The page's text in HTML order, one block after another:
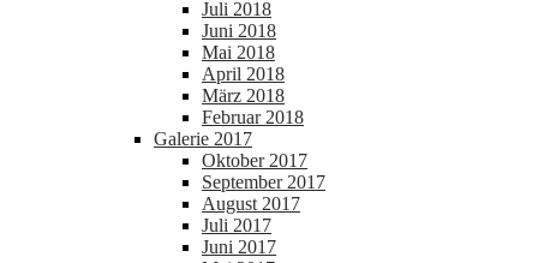
Juli 2018
Juni 2018
Mai 2018
April 2018
März 2018
Februar 2018
Galerie 2017
Oktober 2017
September 2017
August 2017
Juli 2017
Juni 2017